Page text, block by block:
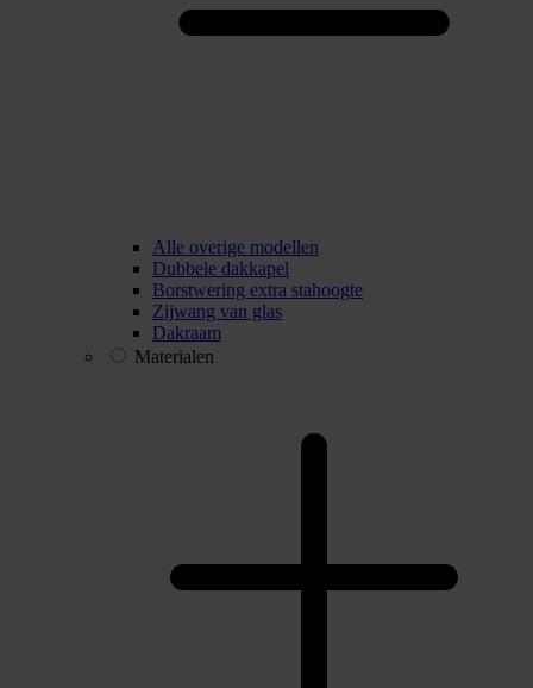
Alle overige modellen
Dubbele dakkapel
Borstwering extra stahoogte
Zijwang van glas
Dakraam
Materialen